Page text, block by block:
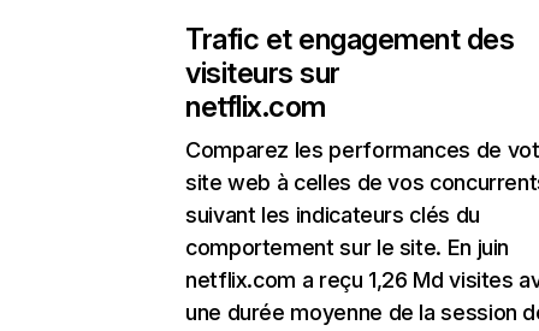
Trafic et engagement des
visiteurs sur
netflix.com
Comparez les performances de
site web à celles de vos
suivant les indicateurs clés du
comportement sur le site. En juin
netflix.com a reçu 1,26 Md visites
une durée moyenne de la session